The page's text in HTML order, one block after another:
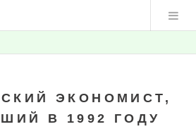
ЭКОНОМИСТ,
В 1992 ГОДУ